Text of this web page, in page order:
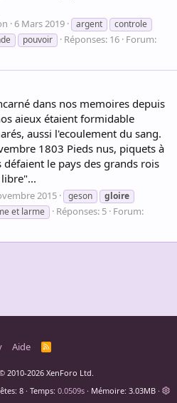
6 Mars 2019 argent
controle
pouvoir Réponses: 16 Forum:
dans nos memoires depuis
aieux étaient formidable
aussi l'ecoulement du sang.
1803 Pieds nus, piquets à
défaient le pays des grands rois
2015 geson
gloire
et larme Réponses: 5 Forum:
Aide
R
2010-2026 XenForo Ltd.
8 Temps 0.0509s Mémoire 3.03MB